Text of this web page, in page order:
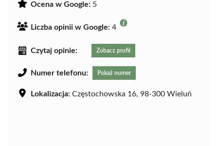
Ocena w Google: 5
Liczba opinii w Google: 4
Czytaj opinie: Zobacz profil
Numer telefonu: Pokaż numer
Lokalizacja: Częstochowska 16, 98-300 Wieluń